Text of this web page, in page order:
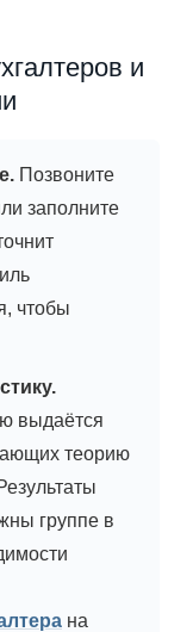
и
Позвоните
заполните
чтобы
выдаётся
теорию
группе в
на